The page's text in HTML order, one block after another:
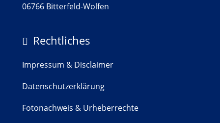
06766 Bitterfeld-Wolfen
 Rechtliches
Impressum & Disclaimer
Datenschutzerklärung
Fotonachweis & Urheberrechte